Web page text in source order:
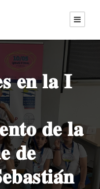
𝐞𝐧 𝐥𝐚 𝐈
𝐝𝐞 𝐥𝐚
𝐝𝐞